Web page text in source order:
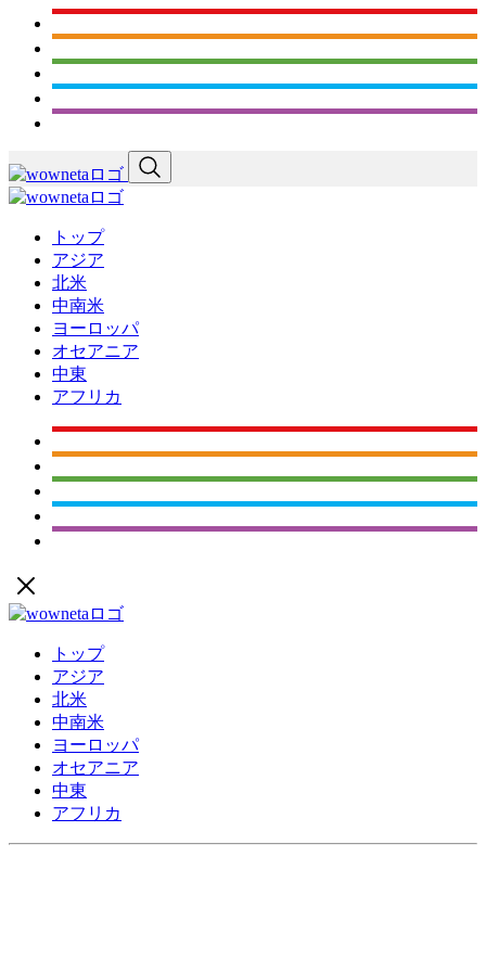
トップ
アジア
北米
中南米
ヨーロッパ
オセアニア
中東
アフリカ
トップ
アジア
北米
中南米
ヨーロッパ
オセアニア
中東
アフリカ